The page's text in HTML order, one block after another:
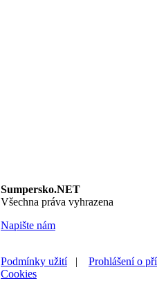
Sumpersko.NET
Všechna práva vyhrazena
Napište nám
Podmínky užití Prohlášení o
Cookies